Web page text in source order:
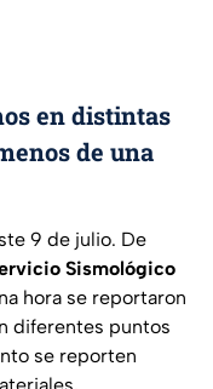
en distintas
de una
9 de julio. De
Sismológico
hora se reportaron
diferentes puntos
se reporten